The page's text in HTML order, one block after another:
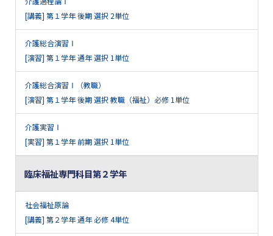
[講義] 第１学年 後期 選択 2単位
介護総合演習Ⅰ
[演習] 第１学年 通年 選択 1単位
介護総合演習Ⅰ（教職）
[演習] 第１学年 後期 選択 教職（福祉）必修 1単位
介護実習Ⅰ
[実習] 第１学年 前期 選択 1単位
臨床福祉専門科目第２学年
社会福祉原論
[講義] 第２学年 通年 必修 4単位